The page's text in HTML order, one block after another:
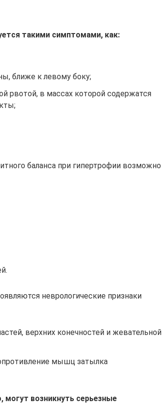
такими симптомами, как:
ближе к левому боку;
рвотой, в массах которой содержатся
баланса при гипертрофии возможно
неврологические признаки
верхних конечностей и жевательной
мышц затылка
могут возникнуть серьезные